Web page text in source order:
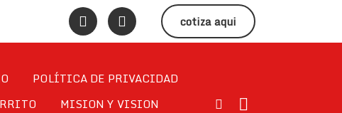
cotiza aqui
POLÍTICA DE PRIVACIDAD
MISION Y VISION